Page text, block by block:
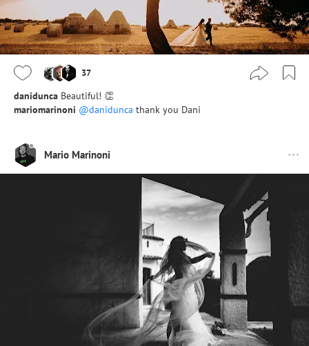
37
danidunca Beautiful! 👏
mariomarinoni @danidunca thank you Dani
Mario Marinoni